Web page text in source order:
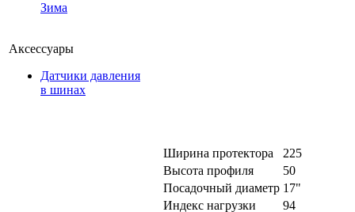
Зима
Аксессуары
Датчики давления
в шинах
Ширина протектора
225
Высота профиля
50
Посадочный диаметр 17"
Индекс нагрузки
94